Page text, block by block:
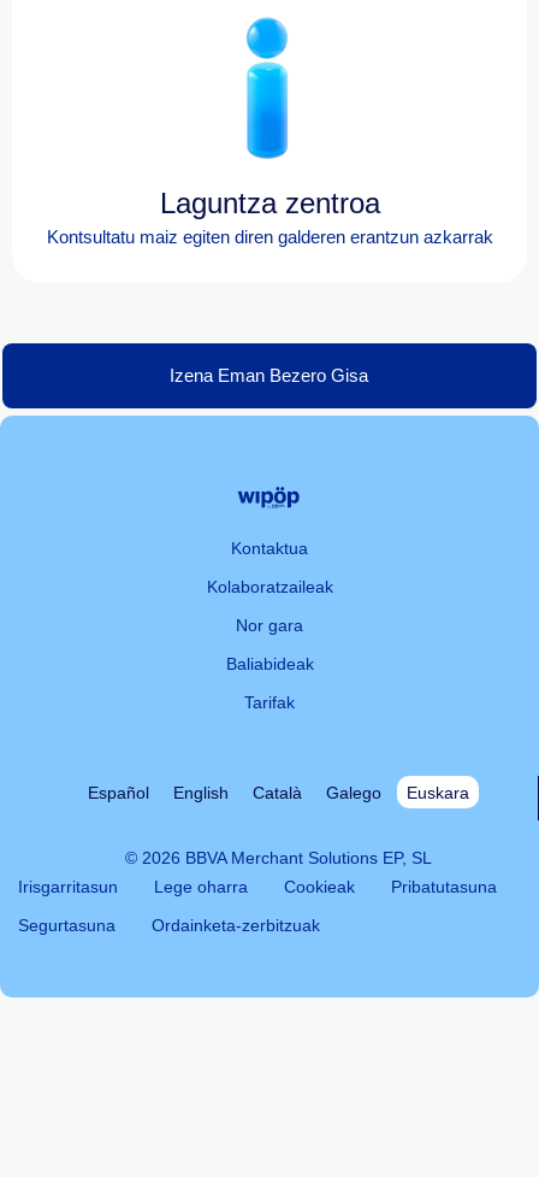
Laguntza zentroa
Kontsultatu maiz egiten diren galderen erantzun azkarrak
Izena Eman Bezero Gisa
Kontaktua
Kolaboratzaileak
Nor gara
Baliabideak
Tarifak
Español English Català Galego Euskara
© 2026 BBVA Merchant Solutions EP, SL
Irisgarritasun
Lege oharra Cookieak
Pribatutasuna
Segurtasuna
Ordainketa-zerbitzuak